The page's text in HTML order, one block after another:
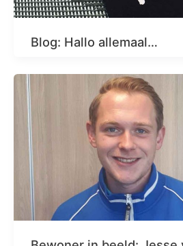
Blog: Hallo allemaal…